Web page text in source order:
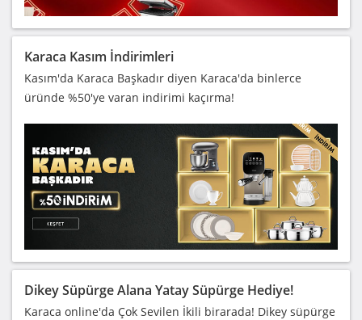
Karaca Kasım İndirimleri
Kasım'da Karaca Başkadır diyen Karaca'da binlerce
üründe %50'ye varan indirimi kaçırma!
Dikey Süpürge Alana Yatay Süpürge Hediye!
Karaca online'da Çok Sevilen İkili birarada! Dikey süpürge